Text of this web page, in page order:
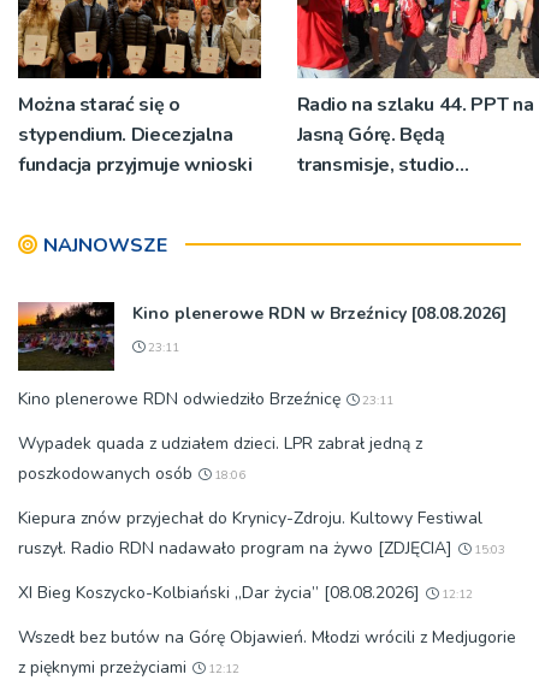
Można starać się o
stypendium. Diecezjalna
fundacja przyjmuje wnioski
Radio na szlaku 44. PPT na
Jasną Górę. Będą
transmisje, studio
NAJNOWSZE
Kino plenerowe RDN w Brzeźnicy [08.08.2026]
23:11
Kino plenerowe RDN odwiedziło Brzeźnicę 23:11
Wypadek quada z udziałem dzieci. LPR zabrał jedną z
poszkodowanych osób
18:06
Kiepura znów przyjechał do Krynicy-Zdroju. Kultowy Festiwal
ruszył. Radio RDN nadawało program na żywo [ZDJĘCIA]
15:03
XI Bieg Koszycko-Kolbiański „Dar życia” [08.08.2026] 12:12
Wszedł bez butów na Górę Objawień. Młodzi wrócili z Medjugorie
z pięknymi przeżyciami
12:12